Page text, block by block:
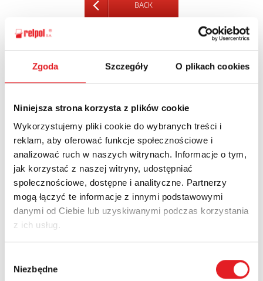
Zgoda Szczegóły O plikach cookies
Niniejsza strona korzysta z plików cookie
Wykorzystujemy pliki cookie do wybranych treści i
reklam, aby oferować funkcje społecznościowe i
analizować ruch w naszych witrynach. Informacje o tym,
jak korzystać z naszej witryny, udostępniać
społecznościowe, dostępne i analityczne. Partnerzy
mogą łączyć te informacje z innymi podstawowymi
danymi od Ciebie lub uzyskiwanymi podczas korzystania
z ich usług.
zgody
Niezbędne
BACK
Ask for the details of the offer
Email: *
Company:
Phone: